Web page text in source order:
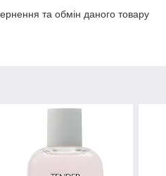
та обмін даного товару